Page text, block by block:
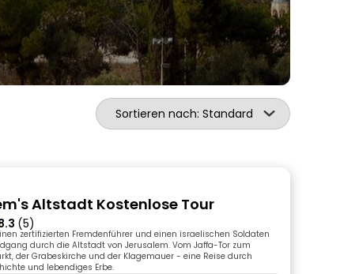
Sortieren nach: Standard
Altstadt Kostenlose Tour
(5)
zertifizierten Fremdenführer und einen israelischen Soldaten
durch die Altstadt von Jerusalem. Vom Jaffa-Tor zum
der Grabeskirche und der Klagemauer - eine Reise durch
und lebendiges Erbe.